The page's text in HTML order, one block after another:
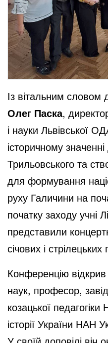
Із вітальним словом
Олег Паска,
і науки Львівської
історичному значенні
Трильовського та
для формування
руху Галичини на
початку заходу учні
представили
січових і стрілецьких
Конференцію відкрив
наук, професор,
козацької
історії України НАН